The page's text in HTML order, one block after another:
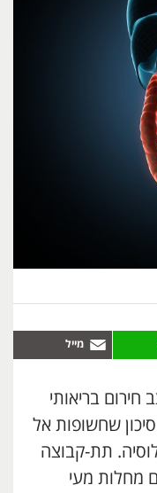
בריאותי
שחשופות אל
תת-קבוצה
מחלות מעי